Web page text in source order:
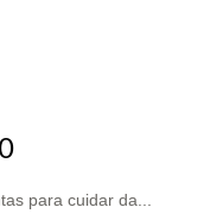
para cuidar da...